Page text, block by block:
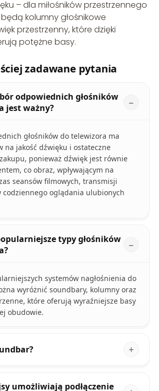
– dla miłośników przestrzennego
kolumny głośnikowe
przestrzenny, które dzięki
potężne basy.
zadawane pytania
odpowiednich głośników
jest ważny?
głośników do telewizora ma
na jakość dźwięku i ostateczne
ponieważ dźwięk jest równie
co obraz, wpływającym na
seansów filmowych, transmisji
codziennego oglądania ulubionych
typy głośników
systemów nagłośnienia do
wyróżnić soundbary, kolumny oraz
które oferują wyraźniejsze basy
obudowie.
umożliwiają podłączenie